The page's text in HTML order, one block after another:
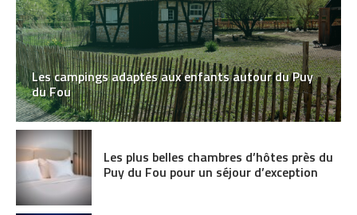
Les campings adaptés aux enfants autour du Puy
du Fou
Les plus belles chambres d’hôtes près du
Puy du Fou pour un séjour d’exception